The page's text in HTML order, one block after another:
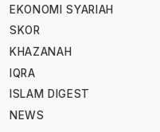
EKONOMI SYARIAH
SKOR
KHAZANAH
IQRA
ISLAM DIGEST
NEWS